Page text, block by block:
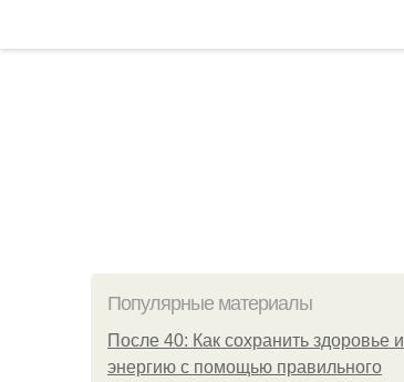
Популярные материалы
После 40: Как сохранить здоровье и
энергию с помощью правильного